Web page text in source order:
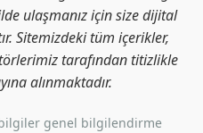
ulaşmanız için size dijital
Sitemizdeki tüm içerikler,
tarafından titizlikle
alınmaktadır.
genel bilgilendirme